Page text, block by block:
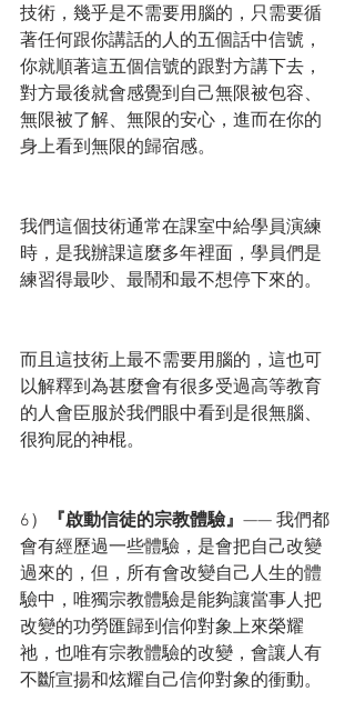
技術，幾乎是不需要用腦的，只需要循
著任何跟你講話的人的五個話中信號，
你就順著這五個信號的跟對方講下去，
對方最後就會感覺到自己無限被包容、
無限被了解、無限的安心，進而在你的
身上看到無限的歸宿感。
我們這個技術通常在課室中給學員演練
時，是我辦課這麼多年裡面，學員們是
練習得最吵、最鬧和最不想停下來的。
而且這技術上最不需要用腦的，這也可
以解釋到為甚麼會有很多受過高等教育
的人會臣服於我們眼中看到是很無腦、
很狗屁的神棍。
6） 『啟動信徒的宗教體驗』 —— 我們都
會有經歷過一些體驗，是會把自己改變
過來的，但，所有會改變自己人生的體
驗中，唯獨宗教體驗是能夠讓當事人把
改變的功勞匯歸到信仰對象上來榮耀
祂，也唯有宗教體驗的改變，會讓人有
不斷宣揚和炫耀自己信仰對象的衝動。